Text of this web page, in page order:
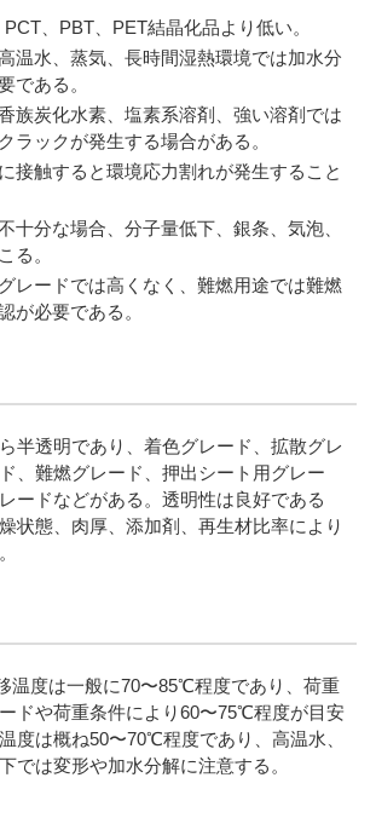
、PBT、PET結晶化品より低い。
温水、蒸気、長時間湿熱環境では加水分
である。
族炭化水素、塩素系溶剤、強い溶剤では
ラックが発生する場合がある。
接触すると環境応力割れが発生すること
十分な場合、分子量低下、銀条、気泡、
る。
レードでは高くなく、難燃用途では難燃
が必要である。
半透明であり、着色グレード、拡散グレ
、難燃グレード、押出シート用グレー
ードなどがある。透明性は良好である
状態、肉厚、添加剤、再生材比率により
温度は一般に70〜85℃程度であり、荷重
ドや荷重条件により60〜75℃程度が目安
度は概ね50〜70℃程度であり、高温水、
では変形や加水分解に注意する。